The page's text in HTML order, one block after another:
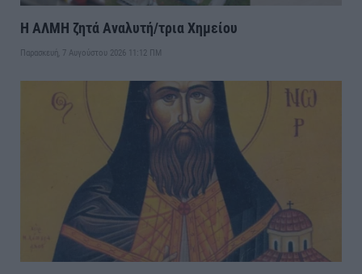
Η ΑΛΜΗ ζητά Αναλυτή/τρια Χημείου
Παρασκευή, 7 Αυγούστου 2026 11:12 ΠΜ